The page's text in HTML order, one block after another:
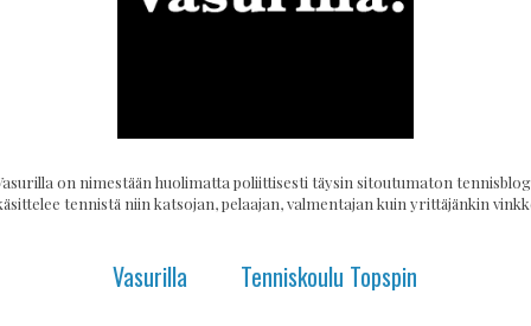
on nimestään huolimatta poliittisesti täysin sitoutumaton
tennistä niin katsojan, pelaajan, valmentajan kuin yrittäjänkin
Vasurilla Tenniskoulu Topspin